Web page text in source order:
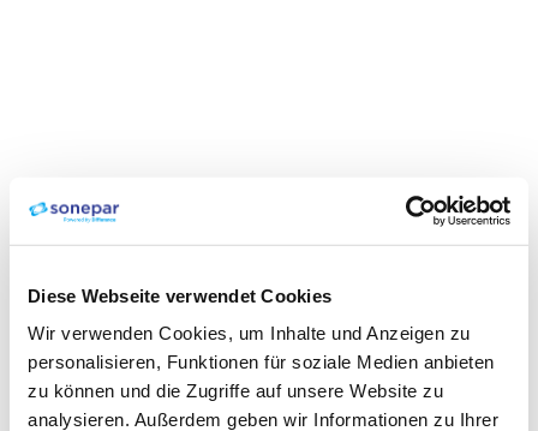
Diese Webseite verwendet Cookies
Wir verwenden Cookies, um Inhalte und Anzeigen zu
personalisieren, Funktionen für soziale Medien anbieten
zu können und die Zugriffe auf unsere Website zu
analysieren. Außerdem geben wir Informationen zu Ihrer